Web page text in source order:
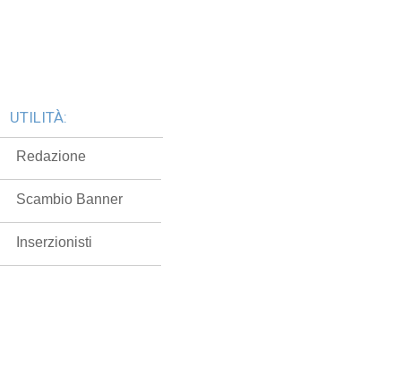
UTILITÀ:
Redazione
Scambio Banner
Inserzionisti